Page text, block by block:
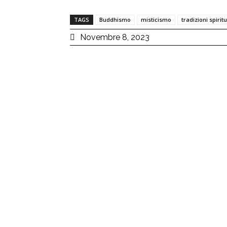
TAGS Buddhismo misticismo tradizioni
Novembre 8, 2023